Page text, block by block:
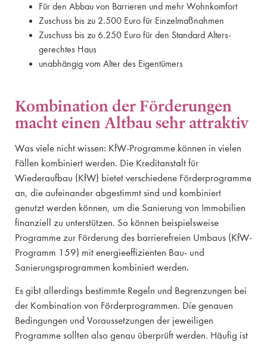
Für den Abbau von Barrieren und mehr Wohnkomfort
Zuschuss bis zu 2.500 Euro für Einzel­maßnahmen
Zuschuss bis zu 6.250 Euro für den Standard Alters­
gerechtes Haus
unabhängig vom Alter des Eigentümers
Kombination der Förderungen
macht einen Altbau sehr attraktiv
Was viele nicht wissen: KfW-Programme können in vielen
Fällen kombiniert werden. Die Kreditanstalt für
Wiederaufbau (KfW) bietet verschiedene Förderprogramme
an, die aufeinander abgestimmt sind und kombiniert
genutzt werden können, um die Sanierung von Immobilien
finanziell zu unterstützen. So können beispielsweise
Programme zur Förderung des barrierefreien Umbaus (KfW-
Programm 159) mit energieeffizienten Bau- und
Sanierungsprogrammen kombiniert werden.
Es gibt allerdings bestimmte Regeln und Begrenzungen bei
der Kombination von Förderprogrammen. Die genauen
Bedingungen und Voraussetzungen der jeweiligen
Programme sollten also genau überprüft werden. Häufig ist